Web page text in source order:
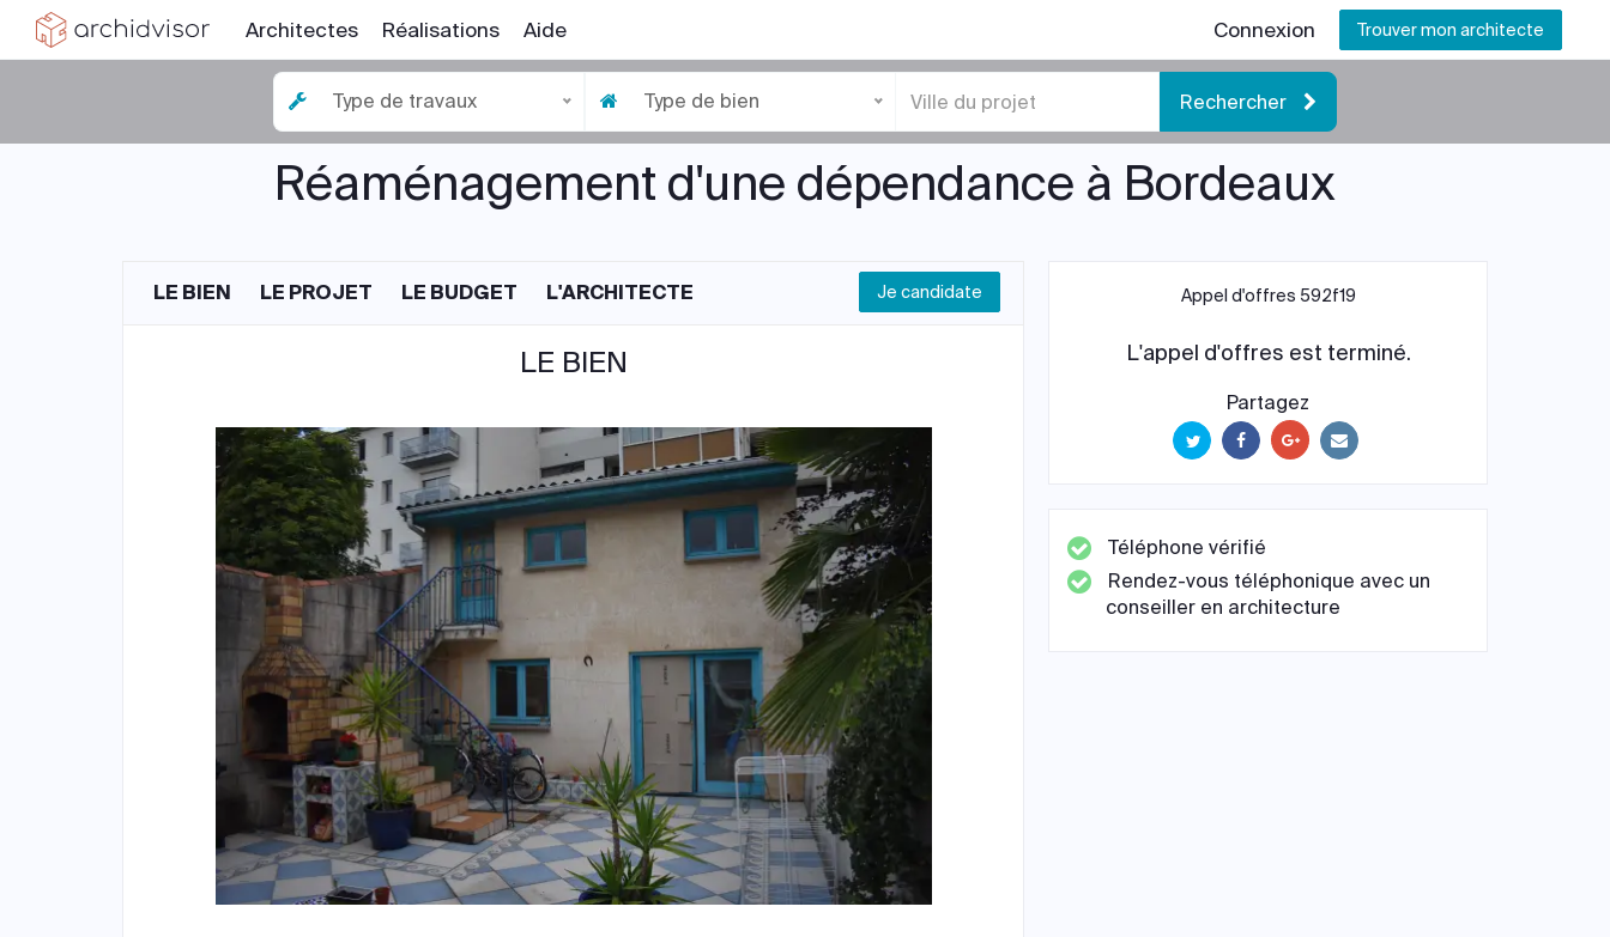
Architectes Réalisations Aide Connexion Trouver mon architecte
Type de travaux Type de bien Rechercher
Réaménagement d'une dépendance à Bordeaux
Appel d'offres 592f19
L'appel d'offres est terminé.
Partagez
Téléphone vérifié
Rendez-vous téléphonique avec un
conseiller en architecture
LE BIEN LE PROJET LE BUDGET L'ARCHITECTE Je candidate
LE BIEN